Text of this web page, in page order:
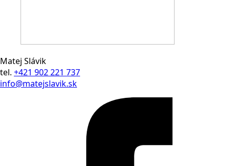
Matej Slávik
tel. +421 902 221 737
info@matejslavik.sk